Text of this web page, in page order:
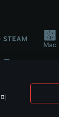
조 업체가 게임
of their